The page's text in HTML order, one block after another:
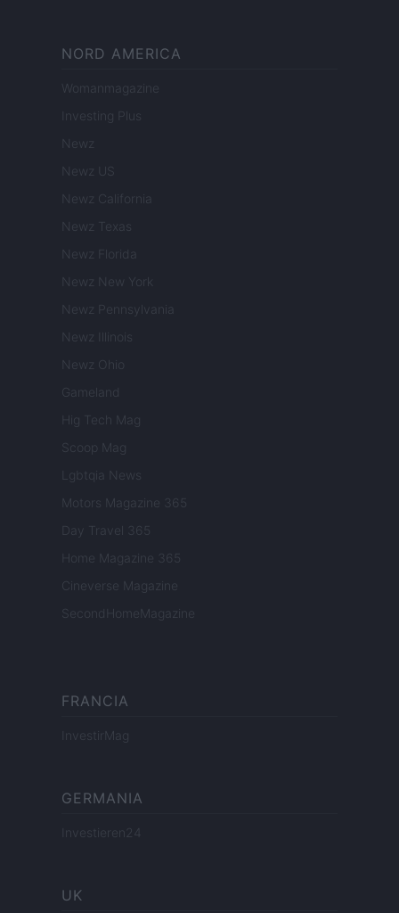
NORD AMERICA
Womanmagazine
Investing Plus
Newz
Newz US
Newz California
Newz Texas
Newz Florida
Newz New York
Newz Pennsylvania
Newz Illinois
Newz Ohio
Gameland
Hig Tech Mag
Scoop Mag
Lgbtqia News
Motors Magazine 365
Day Travel 365
Home Magazine 365
Cineverse Magazine
SecondHomeMagazine
FRANCIA
InvestirMag
GERMANIA
Investieren24
UK